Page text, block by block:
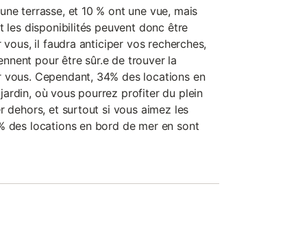
terrasse, et 10 % ont une vue, mais
les disponibilités peuvent donc être
il faudra anticiper vos recherches,
pour être sûr.e de trouver la
Cependant, 34% des locations en
où vous pourrez profiter du plein
dehors, et surtout si vous aimez les
des locations en bord de mer en sont